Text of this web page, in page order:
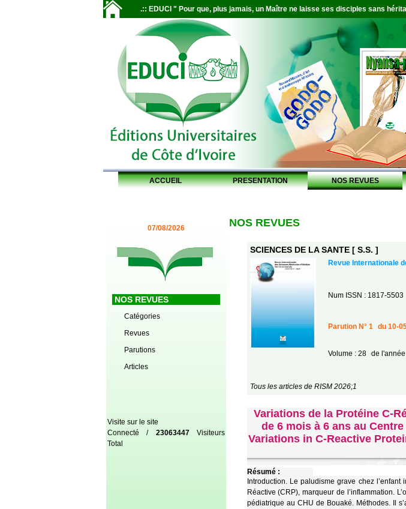
.:: EDUCI " Pour que, plus jamais, un Maître ne laisse ses disciples sans
ACCUEIL PRESENTATION NOS REVUES
07/08/2026
NOS REVUES
Catégories
Revues
Parutions
Articles
Visite sur le site
Connecté / 23063447Visiteurs
Total
NOS REVUES
SCIENCES DE LA SANTE [ S.S. ]
Revue Internationale
Num ISSN : 1817-5503
Parution N° 1 du 10-
Volume : 28 de
Tous les articles de RISM 2026;1
Variations de la Protéine C-
de 6 mois à 6 ans au
Variations in C-Reactive
Résumé :
Introduction. Le paludisme grave chez
Réactive (CRP), marqueur de l’inflammation.
pédiatrique au CHU de Bouaké. Méthodes. Il